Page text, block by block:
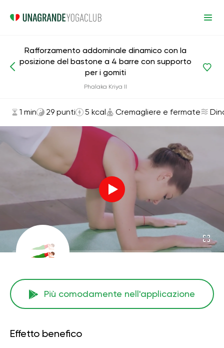
Cremagliere e fermate
Rafforzamento addominale dinamico con la
posizione del bastone a 4 barre con supporto
per i gomiti
Phalaka Kriya II
1 min 29 punti 5 kcal Cremagliere e fermate
Più comodamente nell'applicazione
Effetto benefico